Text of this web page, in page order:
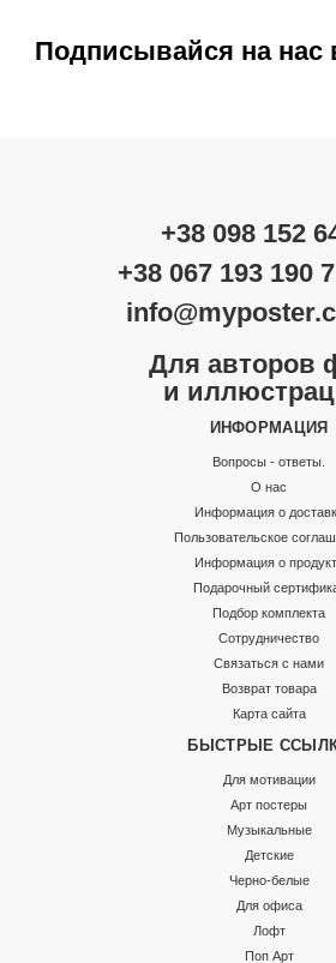
Подписывайся на нас
+38 098 152
+38 067 193 190
Для авторов
и
ИНФОРМАЦИЯ
Вопросы - ответы.
О нас
Информация о
Пользовательское
Информация о
Подарочный
Подбор комплекта
Сотрудничество
Связаться с нами
Возврат товара
Карта сайта
БЫСТРЫЕ
Для мотивации
Арт постеры
Музыкальные
Детские
Черно-белые
Для офиса
Лофт
Поп Арт